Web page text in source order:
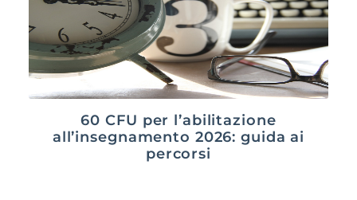
60 CFU per l’abilitazione
all’insegnamento 2026: guida ai
percorsi